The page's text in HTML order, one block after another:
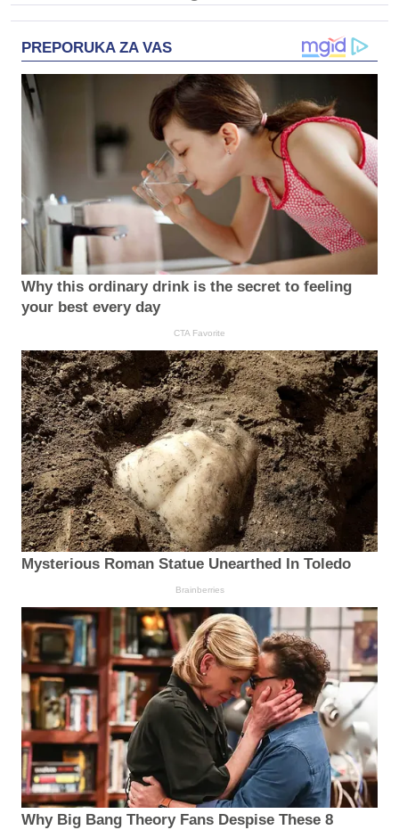
PREPORUKA ZA VAS
Why this ordinary drink is the secret to feeling
your best every day
CTA Favorite
Mysterious Roman Statue Unearthed In Toledo
Brainberries
Why Big Bang Theory Fans Despise These 8